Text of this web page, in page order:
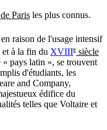
Paris les plus connus.
raison de l'usage intensif
et à la fin du XVIIIe siècle
pays latin », se trouvent
d'étudiants, les
and Company,
édifice du
telles que Voltaire et